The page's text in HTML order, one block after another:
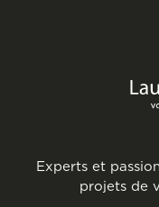
Experts et
projets de